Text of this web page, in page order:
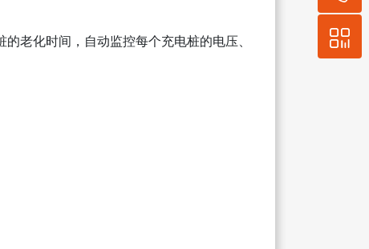
老化时间，自动监控每个充电桩的电压、